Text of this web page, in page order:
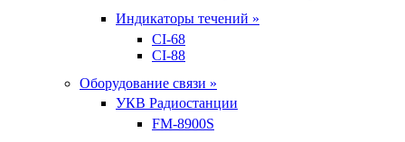
Индикаторы течений »
CI-68
CI-88
Оборудование связи »
УКВ Радиостанции
FM-8900S